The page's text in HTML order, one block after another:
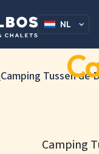
NL
Camping Tussen de
Camping